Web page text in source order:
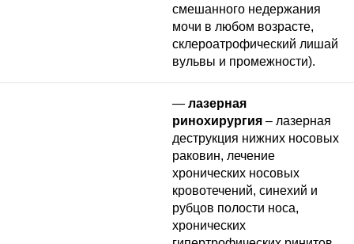
смешанного недержания
мочи в любом возрасте,
склероатрофический лишай
вульвы и промежности).
— лазерная
ринохирургия – лазерная
деструкция нижних носовых
раковин, лечение
хронических носовых
кровотечений, синехий и
рубцов полости носа,
хронических